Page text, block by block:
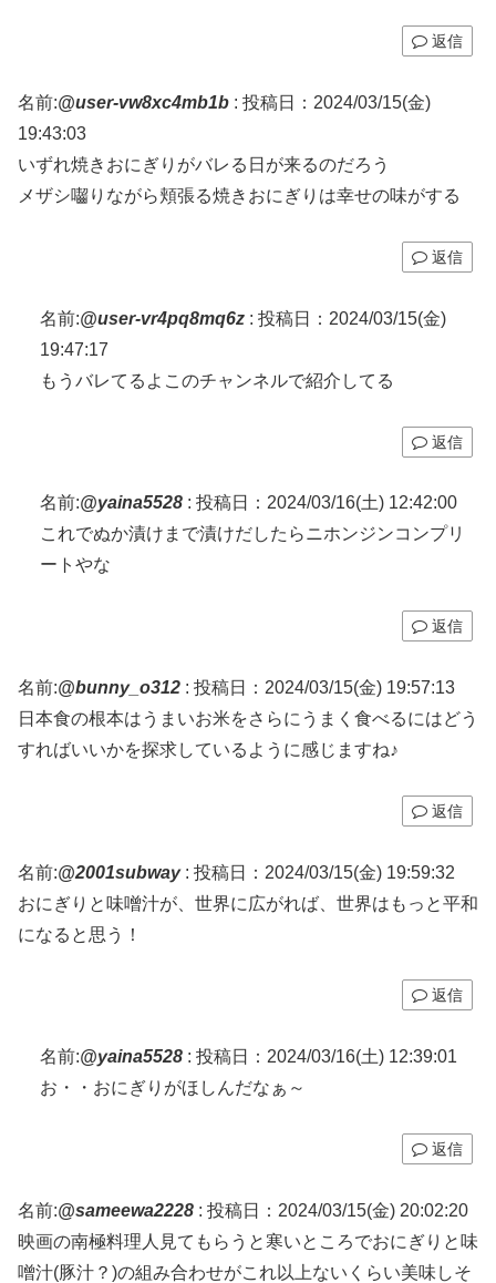
返信
名前:@user-vw8xc4mb1b : 投稿日：2024/03/15(金)
19:43:03
いずれ焼きおにぎりがバレる日が来るのだろう
メザシ囓りながら頬張る焼きおにぎりは幸せの味がする
返信
名前:@user-vr4pq8mq6z : 投稿日：2024/03/15(金)
19:47:17
もうバレてるよこのチャンネルで紹介してる
返信
名前:@yaina5528 : 投稿日：2024/03/16(土) 12:42:00
これでぬか漬けまで漬けだしたらニホンジンコンプリ
ートやな
返信
名前:@bunny_o312 : 投稿日：2024/03/15(金) 19:57:13
日本食の根本はうまいお米をさらにうまく食べるにはどう
すればいいかを探求しているように感じますね♪
返信
名前:@2001subway: 投稿日：2024/03/15(金) 19:59:32
おにぎりと味噌汁が、世界に広がれば、世界はもっと平和
になると思う！
返信
名前:@yaina5528 : 投稿日：2024/03/16(土) 12:39:01
お・・おにぎりがほしんだなぁ～
返信
名前:@sameewa2228 : 投稿日：2024/03/15(金) 20:02:20
映画の南極料理人見てもらうと寒いところでおにぎりと味
噌汁(豚汁？)の組み合わせがこれ以上ないくらい美味しそ